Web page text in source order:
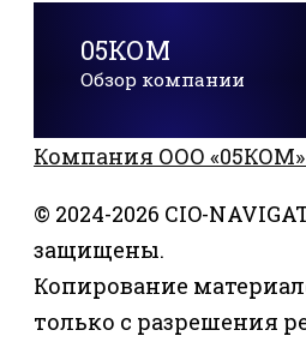
05КОМ
Обзор компании
Компания ООО «05КОМ»
© 2024-2026 CIO-
защищены.
Копирование
только с разрешения